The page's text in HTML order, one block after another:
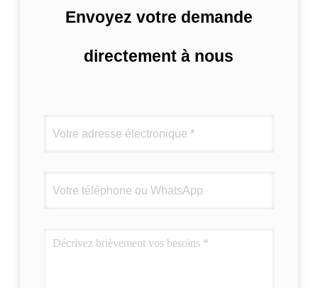
Envoyez votre demande
directement à nous